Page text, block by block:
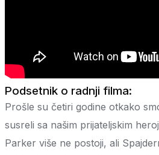
Podsetnik o radnji filma:
Prošle su četiri godine otkako
susreli sa našim prijateljskim
Parker više ne postoji, ali